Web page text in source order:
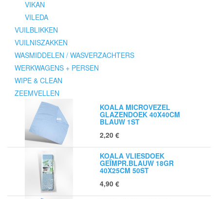
VIKAN
VILEDA
VUILBLIKKEN
VUILNISZAKKEN
WASMIDDELEN / WASVERZACHTERS
WERKWAGENS + PERSEN
WIPE & CLEAN
ZEEMVELLEN
KOALA MICROVEZEL
GLAZENDOEK 40X40CM
BLAUW 1ST
2,20 €
KOALA VLIESDOEK
GEÏMPR.BLAUW 18GR
40X25CM 50ST
4,90 €